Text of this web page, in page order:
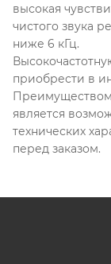
высокая
чистого звука
ниже 6 кГц.
приобрести в
Преимуществом
является
технических
перед заказом.